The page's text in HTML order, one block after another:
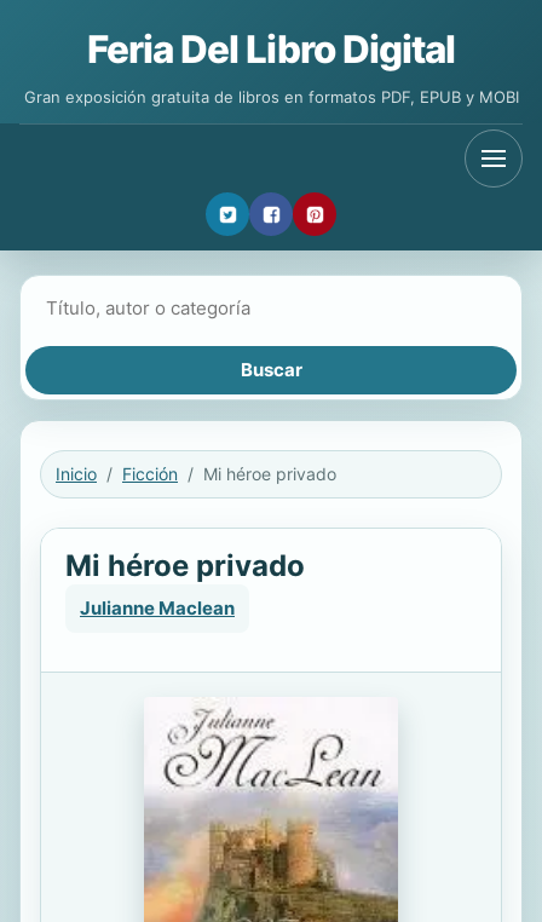
Feria Del Libro Digital
Gran exposición gratuita de libros en formatos PDF, EPUB y MOBI
Inicio Ficción Mi héroe privado
Mi héroe privado
Julianne Maclean